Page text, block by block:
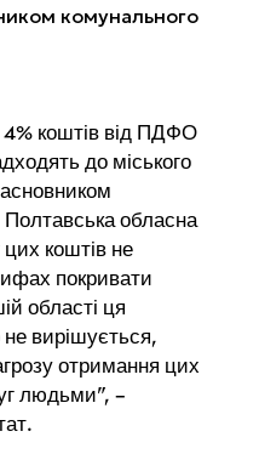
комунального
коштів від ПДФО
до міського
обласна
коштів не
покривати
області ця
вирішується,
отримання цих
людьми”, –